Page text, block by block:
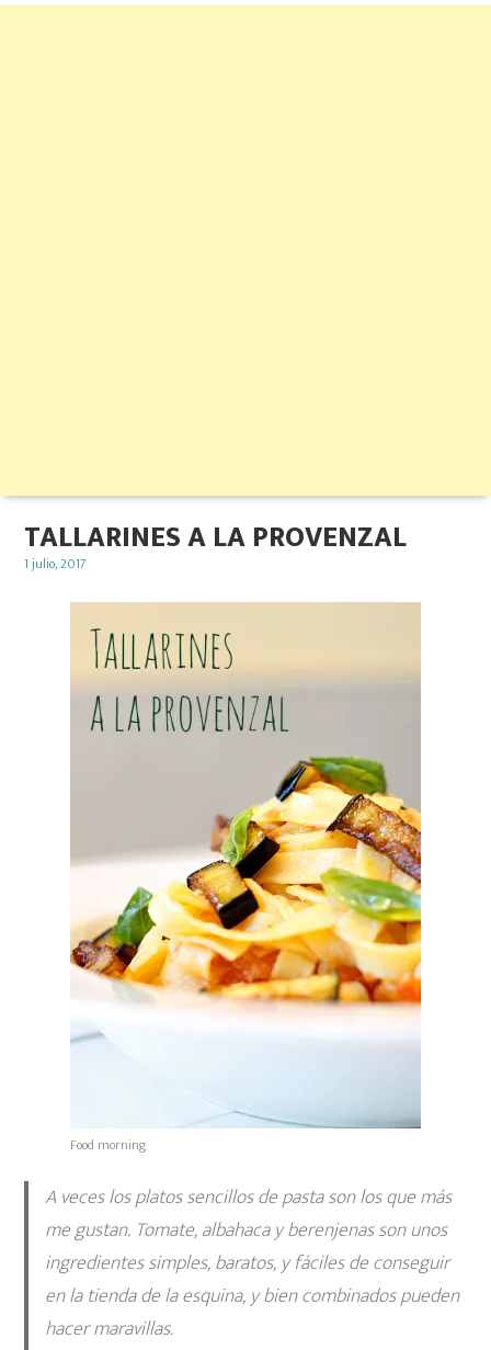
TALLARINES A LA PROVENZAL
Posted
1 julio, 2017
Food morning
A veces los platos sencillos de pasta son los que más
me gustan. Tomate, albahaca y berenjenas son unos
ingredientes simples, baratos, y fáciles de conseguir
en la tienda de la esquina, y bien combinados pueden
hacer maravillas.